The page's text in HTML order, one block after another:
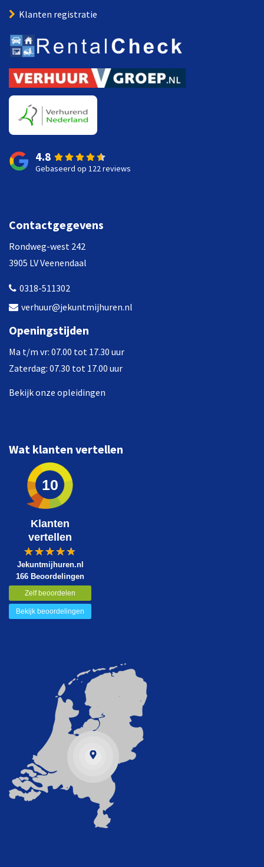
Klanten registratie
4.8
Gebaseerd op 122 reviews
Contactgegevens
Rondweg-west 242
3905 LV Veenendaal
0318-511302
verhuur@jekuntmijhuren.nl
Openingstijden
Ma t/m vr: 07.00 tot 17.30 uur
Zaterdag: 07.30 tot 17.00 uur
Bekijk onze opleidingen
Wat klanten vertellen
10
Klanten
vertellen
Jekuntmijhuren.nl
166 Beoordelingen
Zelf beoordelen
Bekijk beoordelingen